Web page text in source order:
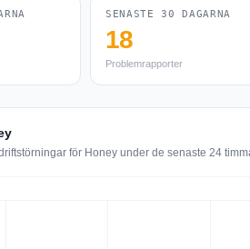
SENASTE 30 DAGARNA
18
Problemrapporter
för Honey under de senaste 24